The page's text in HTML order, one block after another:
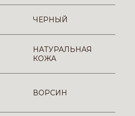
ЧЕРНЫЙ
НАТУРАЛЬНАЯ
КОЖА
ВОРСИН